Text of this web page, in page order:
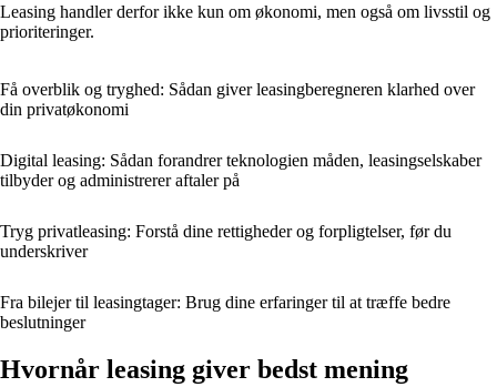
Leasing handler derfor ikke kun om økonomi, men også om livsstil og
prioriteringer.
Få overblik og tryghed: Sådan giver leasingberegneren klarhed over
din privatøkonomi
Digital leasing: Sådan forandrer teknologien måden, leasingselskaber
tilbyder og administrerer aftaler på
Tryg privatleasing: Forstå dine rettigheder og forpligtelser, før du
underskriver
Fra bilejer til leasingtager: Brug dine erfaringer til at træffe bedre
beslutninger
Hvornår leasing giver bedst mening